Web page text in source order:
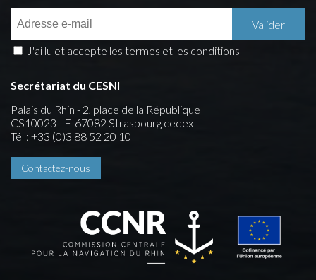
J'ai lu et accepte les termes et les conditions
Secrétariat du CESNI
Palais du Rhin - 2, place de la République
CS10023 - F-67082 Strasbourg cedex
Tél : +33 (0)3 88 52 20 10
Contactez-nous